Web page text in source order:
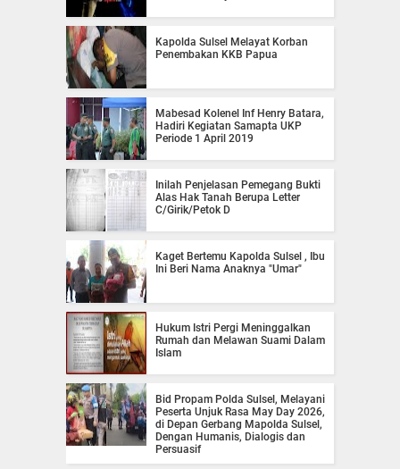
Kapolda Sulsel Melayat Korban
Penembakan KKB Papua
Mabesad Kolenel Inf Henry Batara,
Hadiri Kegiatan Samapta UKP
Periode 1 April 2019
Inilah Penjelasan Pemegang Bukti
Alas Hak Tanah Berupa Letter
C/Girik/Petok D
Kaget Bertemu Kapolda Sulsel , Ibu
Ini Beri Nama Anaknya "Umar"
Hukum Istri Pergi Meninggalkan
Rumah dan Melawan Suami Dalam
Islam
Bid Propam Polda Sulsel, Melayani
Peserta Unjuk Rasa May Day 2026,
di Depan Gerbang Mapolda Sulsel,
Dengan Humanis, Dialogis dan
Persuasif